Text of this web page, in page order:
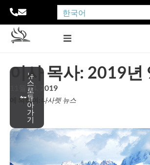
한국어
뉴
스
로
돌
아
가
기
이사 목사: 2019년
11월 14, 2019
에 의하여: 나사렛 뉴스